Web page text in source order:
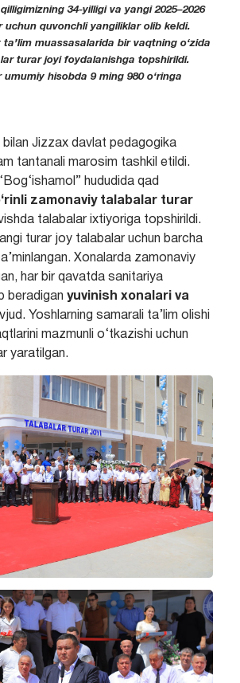
34-yilligi va yangi 2025–2026
uchun quvonchli yangiliklar olib keldi.
muassasalarida bir vaqtning o‘zida
turar joyifoydalanishga topshirildi.
umumiy hisobda 9 ming 980 o‘ringa
Jizzax davlat pedagogika
tantanali marosim tashkil etildi.
hududida qad
zamonaviy talabalar turar
talabalar ixtiyoriga topshirildi.
turar joy talabalar uchun barcha
Xonalarda zamonaviy
har bir qavatda sanitariya
beradigan yuvinish xonalari va
Yoshlarning samarali ta’lim olishi
mazmunli o‘tkazishi uchun
yaratilgan.